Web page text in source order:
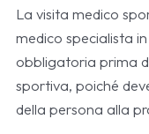
La visita medico
medico specialista
obbligatoria prima
sportiva, poiché
della persona alla